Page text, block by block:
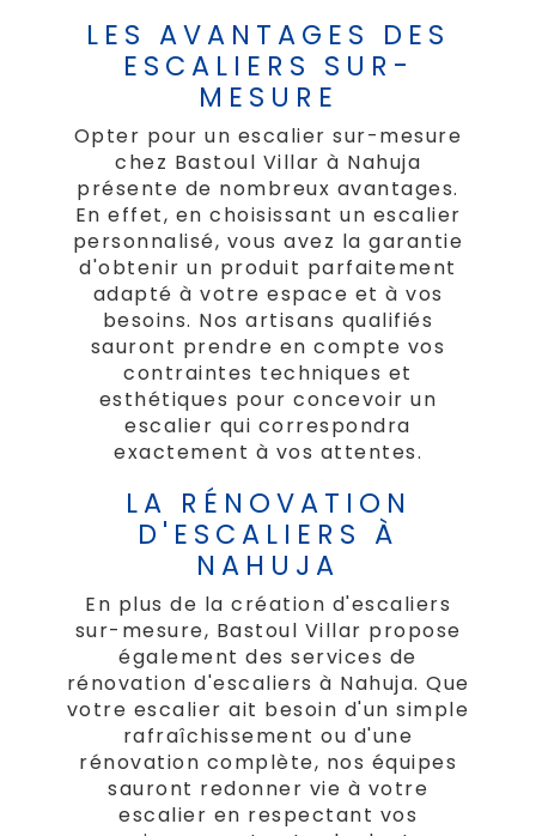
LES AVANTAGES DES
ESCALIERS SUR-
MESURE
Opter pour un escalier sur-mesure
chez Bastoul Villar à Nahuja
présente de nombreux avantages.
En effet, en choisissant un escalier
personnalisé, vous avez la garantie
d'obtenir un produit parfaitement
adapté à votre espace et à vos
besoins. Nos artisans qualifiés
sauront prendre en compte vos
contraintes techniques et
esthétiques pour concevoir un
escalier qui correspondra
exactement à vos attentes.
LA RÉNOVATION
D'ESCALIERS À
NAHUJA
En plus de la création d'escaliers
sur-mesure, Bastoul Villar propose
également des services de
rénovation d'escaliers à Nahuja. Que
votre escalier ait besoin d'un simple
rafraîchissement ou d'une
rénovation complète, nos équipes
sauront redonner vie à votre
escalier en respectant vos